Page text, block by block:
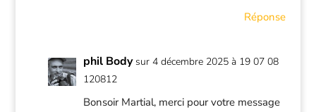
Réponse
phil Body sur 4 décembre 2025 à 19 07 08
120812
Bonsoir Martial, merci pour votre message